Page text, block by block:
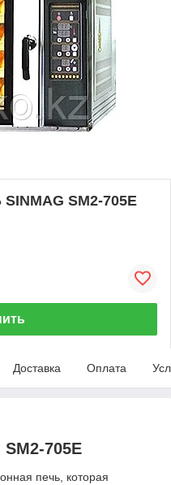
SM2-705E
Доставка Оплата
705E
печь, которая